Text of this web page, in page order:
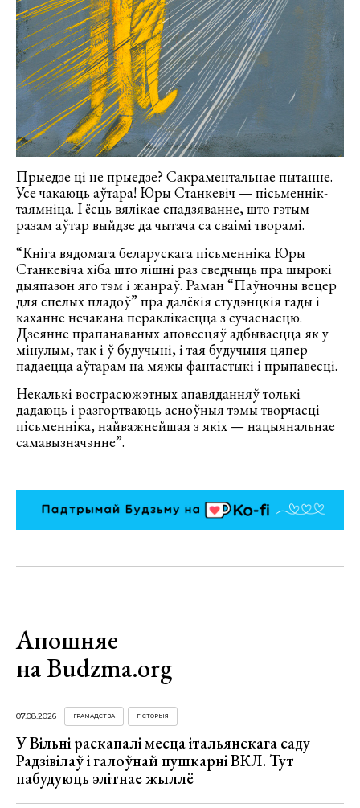
Прыедзе ці не прыедзе? Сакраментальнае пытанне.
Усе чакаюць аўтара! Юры Станкевіч — пісьменнік-
таямніца. І ёсць вялікае спадзяванне, што гэтым
разам аўтар выйдзе да чытача са сваімі творамі.
“Кніга вядомага беларускага пісьменніка Юры
Станкевіча хіба што лішні раз сведчыць пра шырокі
дыяпазон яго тэм і жанраў. Раман “Паўночны вецер
для спелых пладоў” пра далёкія студэнцкія гады і
каханне нечакана пераклікаецца з сучаснасцю.
Дзеянне прапанаваных аповесцяў адбываецца як у
мінулым, так і ў будучыні, і тая будучыня цяпер
падаецца аўтарам на мяжы фантастыкі і прыпавесці.
Некалькі вострасюжэтных апавяданняў толькі
дадаюць і разгортваюць асноўныя тэмы творчасці
пісьменніка, найважнейшая з якіх — нацыянальнае
самавызначэнне”.
Апошняе
на Budzma.org
07.08.2026 ГРАМАДСТВА ГІСТОРЫЯ
У Вільні раскапалі месца італьянскага саду
Радзівілаў і галоўнай пушкарні ВКЛ. Тут
пабудуюць элітнае жыллё